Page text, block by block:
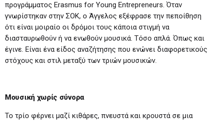
προγράμματος Erasmus for Young Entrepreneurs. Όταν
γνωρίστηκαν στην ΣΟΚ, ο Άγγελος εξέφρασε την πεποίθηση
ότι είναι μοιραίο οι δρόμοι τους κάποια στιγμή να
διασταυρωθούν ή να ενωθούν μουσικά. Τόσο απλά. Όπως και
έγινε. Είναι ένα είδος αναζήτησης που ενώνει διαφορετικούς
στόχους και στιλ μεταξύ των τριών μουσικών.
Μουσική χωρίς σύνορα
Το τρίο φέρνει μαζί κιθάρες, πνευστά και κρουστά σε μια